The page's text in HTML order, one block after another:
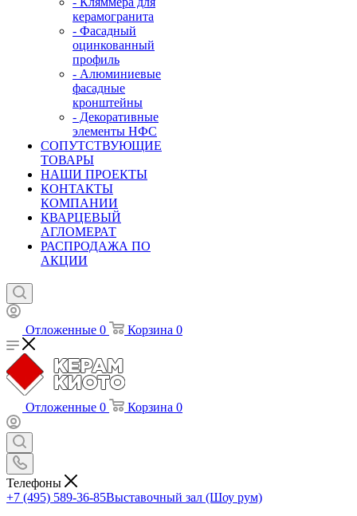
керамогранита
- Фасадный
оцинкованный
профиль
- Алюминиевые
фасадные
кронштейны
- Декоративные
элементы НФС
СОПУТСТВУЮЩИЕ
ТОВАРЫ
НАШИ ПРОЕКТЫ
КОНТАКТЫ
КОМПАНИИ
КВАРЦЕВЫЙ
АГЛОМЕРАТ
РАСПРОДАЖА ПО
АКЦИИ
Отложенные 0 Корзина 0
Отложенные 0 Корзина 0
Телефоны
+7 (495) 589-36-85Выставочный зал (Шоу рум)